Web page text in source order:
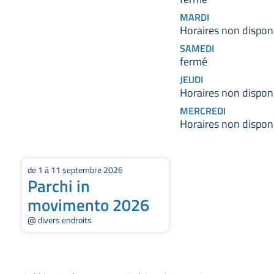
MARDI
Horaires non
SAMEDI
fermé
JEUDI
Horaires non
MERCREDI
Horaires non
de 1 à 11 septembre 2026
Parchi in
movimento 2026
@ divers endroits